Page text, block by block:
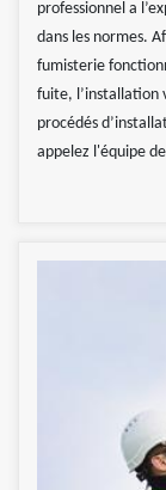
professionnel a
dans les normes.
fumisterie
fuite, l’installation
procédés
appelez l'équipe